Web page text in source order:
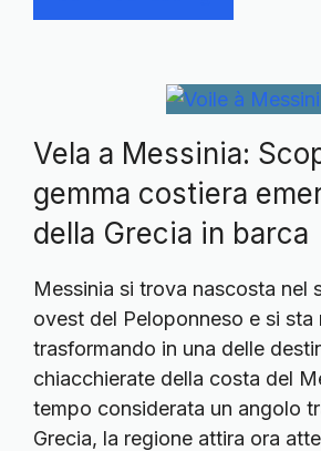
Vela a Messinia:
gemma costiera
della Grecia in barca
Messinia si trova nascosta nel
ovest del Peloponneso e si sta
trasformando in una delle
chiacchierate della costa del
tempo considerata un angolo
Grecia, la regione attira ora